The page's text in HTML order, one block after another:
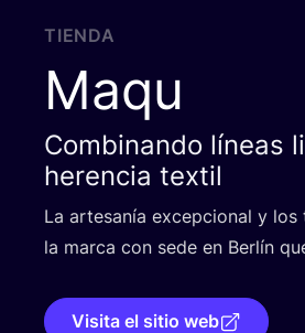
Croatian
TIENDA
Maqu
Combinando líneas
herencia textil
La arte­sa­nía excep­cio­nal y
la mar­ca con sede en Ber­lín
Visita el sitio web